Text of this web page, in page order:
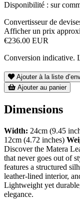
Disponibilité : sur
Convertisseur de
Afficher un prix
€236.00 EUR
Conversion indicative.
Ajouter à la liste
Ajouter au panier
Dimensions
Width: 24cm (9.45
12cm (4.72 inches)
Discover the Matera
that never goes out of
features a structured
leather-lined interior,
Lightweight yet
elegance.